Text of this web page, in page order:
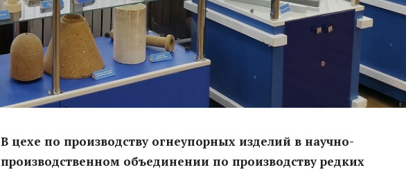
В цехе по производству огнеупорных изделий в научно-
производственном объединении по производству редких